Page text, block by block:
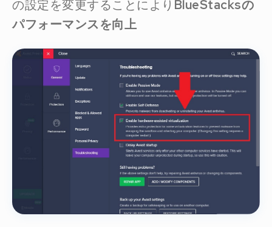
の設定を変更することにより BlueStacksの
パフォーマンスを向上